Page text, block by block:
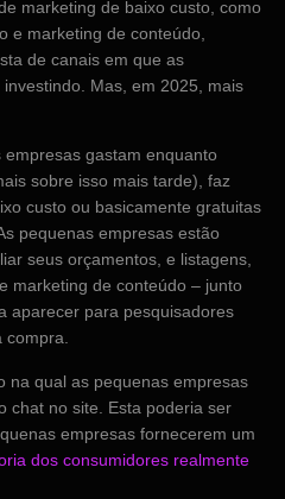
marketing de baixo custo, como
e marketing de conteúdo,
de canais em que as
Mas, em 2025, mais
gastam enquanto
sobre isso mais tarde), faz
custo ou basicamente gratuitas
pequenas empresas estão
seus orçamentos, e listagens,
marketing de conteúdo – junto
aparecer para pesquisadores
compra.
na qual as pequenas empresas
chat no site. Esta poderia ser
empresas fornecerem um
dos consumidores realmente